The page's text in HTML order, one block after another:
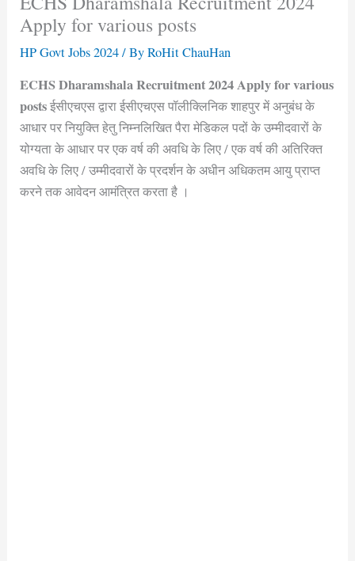
Apply for various posts
HP Govt Jobs 2024/ ByRoHit ChauHan
ECHS Dharamshala Recruitment 2024 Apply for various
postsईसीएचएस द्वारा ईसीएचएस पॉलीक्लिनिक शाहपुर में अनुबंध के
आधार पर नियुक्ति हेतु निम्नलिखित पैरा मेडिकल पदों के उम्मीदवारों के
योग्यता के आधार पर एक वर्ष की अवधि के लिए / एक वर्ष की अतिरिक्त
अवधि के लिए / उम्मीदवारों के प्रदर्शन के अधीन अधिकतम आयु प्राप्त
करने तक आवेदन आमंत्रित करता है ।